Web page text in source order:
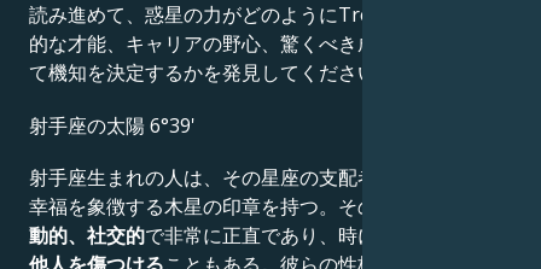
読み進めて、惑星の力がどのようにTrey Songzの創造
的な才能、キャリアの野心、驚くべき成果、知恵、そし
て機知を決定するかを発見してください。
射手座の太陽 6°39'
射手座生まれの人は、その星座の支配者であり、正義と
幸福を象徴する木星の印章を持つ。そのため
動的、社交的で非常に正直であり、時には